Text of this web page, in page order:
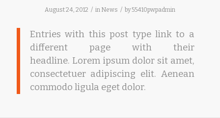
August 24, 2012 / in News / by55410pwpadmin
Entries with this post type link to a
different page with their
headline. Lorem ipsum dolor sit amet,
consectetuer adipiscing elit. Aenean
commodo ligula eget dolor.